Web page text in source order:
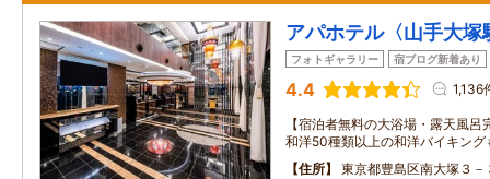
アパホテル〈山手大塚
フォトギャラリー 宿ブログ新着あり
4.4 1,136
【宿泊者無料の大浴場・露天風
和洋50種類以上の和洋バイキング
住所
東京都豊島区南大塚３－